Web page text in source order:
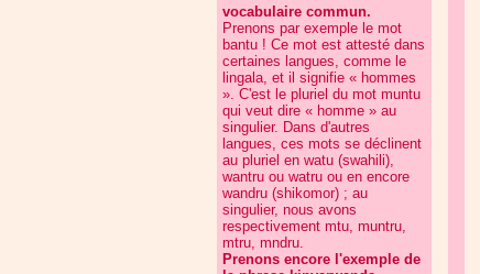
vocabulaire commun.
Prenons par exemple le mot
bantu ! Ce mot est attesté dans
certaines langues, comme le
lingala, et il signifie « hommes
». C'est le pluriel du mot muntu
qui veut dire « homme » au
singulier. Dans d'autres
langues, ces mots se déclinent
au pluriel en watu (swahili),
wantru ou watru ou en encore
wandru (shikomor) ; au
singulier, nous avons
respectivement mtu, muntru,
mtru, mndru.
Prenons encore l'exemple de